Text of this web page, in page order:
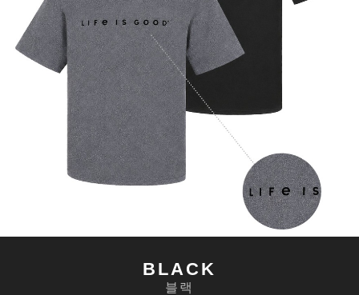
BLACK
블랙